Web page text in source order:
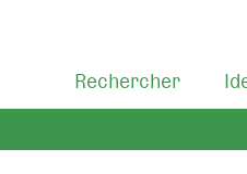
Rechercher